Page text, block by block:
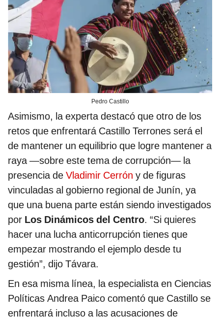
Pedro Castillo
Asimismo, la experta destacó que otro de los
retos que enfrentará Castillo Terrones será el
de mantener un equilibrio que logre mantener a
raya —sobre este tema de corrupción— la
presencia de Vladimir Cerrón y de figuras
vinculadas al gobierno regional de Junín, ya
que una buena parte están siendo investigados
por Los Dinámicos del Centro. “Si quieres
hacer una lucha anticorrupción tienes que
empezar mostrando el ejemplo desde tu
gestión”, dijo Távara.
En esa misma línea, la especialista en Ciencias
Políticas Andrea Paico comentó que Castillo se
enfrentará incluso a las acusaciones de